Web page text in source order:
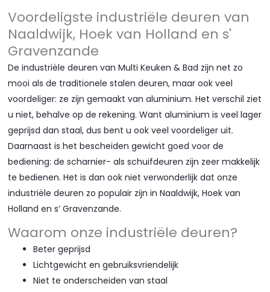
Voordeligste industriële deuren van
Naaldwijk, Hoek van Holland en s'
Gravenzande
De industriële deuren van Multi Keuken & Bad zijn net zo
mooi als de traditionele stalen deuren, maar ook veel
voordeliger: ze zijn gemaakt van aluminium. Het verschil ziet
u niet, behalve op de rekening. Want aluminium is veel lager
geprijsd dan staal, dus bent u ook veel voordeliger uit.
Daarnaast is het bescheiden gewicht goed voor de
bediening: de scharnier- als schuifdeuren zijn zeer makkelijk
te bedienen. Het is dan ook niet verwonderlijk dat onze
industriële deuren zo populair zijn in Naaldwijk, Hoek van
Holland en s’ Gravenzande.
Waarom onze industriële deuren?​
Beter geprijsd
Lichtgewicht en gebruiksvriendelijk
Niet te onderscheiden van staal